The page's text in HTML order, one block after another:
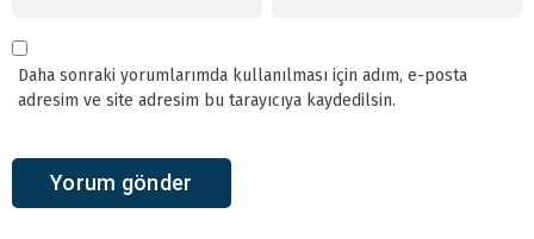
Daha sonraki yorumlarımda kullanılması için adım, e-posta
adresim ve site adresim bu tarayıcıya kaydedilsin.